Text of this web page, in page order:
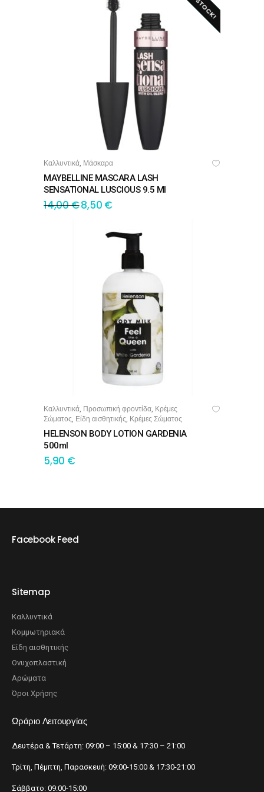
ΔΙΑΒΆΣΤΕ ΠΕΡΙΣΣΌΤΕΡΑ
Καλλυντικά, Μάσκαρα
MAYBELLINE MASCARA LASH
SENSATIONAL LUSCIOUS 9.5 Ml
14,00€8,50 €
ΠΡΟΣΘΉΚΗ ΣΤΟ ΚΑΛΆΘΙ
Καλλυντικά, Προσωπική φροντίδα, Κρέμες
Σώματος, Είδη αισθητικής, Κρέμες Σώματος
HELENSON BODY LOTION GARDENIA
500ml
5,90 €
Facebook Feed
Sitemap
Καλλυντικά
Κομμωτηριακά
Είδη αισθητικής
Ονυχοπλαστική
Αρώματα
Όροι Χρήσης
Ωράριο Λειτουργίας
Δευτέρα & Τετάρτη: 09:00 – 15:00 & 17:30 – 21:00
Τρίτη, Πέμπτη, Παρασκευή: 09:00-15:00 & 17:30-21:00
Σάββατο: 09:00-15:00